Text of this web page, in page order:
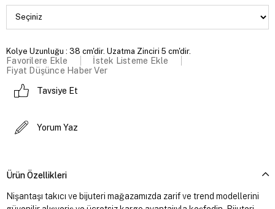
Kolye Uzunluğu : 38 cm'dir. Uzatma Zinciri 5 cm'dir.
Favorilere Ekle
İstek Listeme Ekle
Fiyat Düşünce Haber Ver
Tavsiye Et
Yorum Yaz
Ürün Özellikleri
Nişantaşı takıcı ve bijuteri mağazamızda zarif ve trend modellerini